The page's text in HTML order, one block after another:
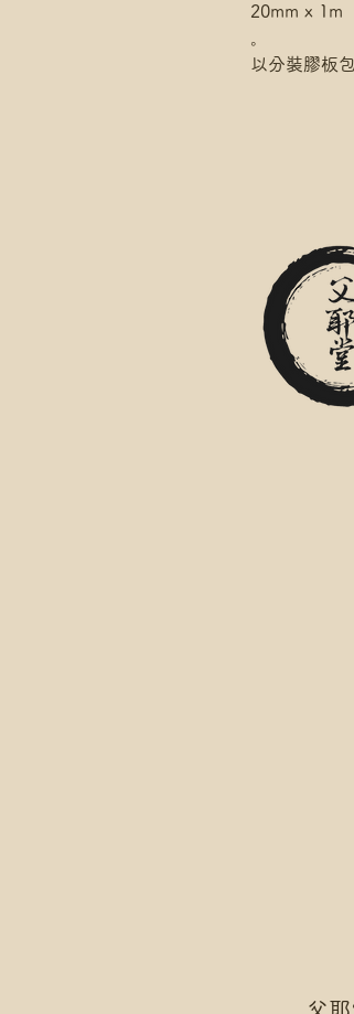
20mm x 1m
以分裝膠板
父